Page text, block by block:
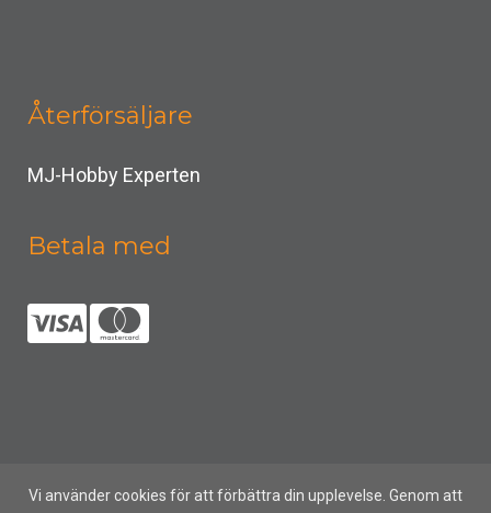
Vi använder cookies för att förbättra din upplevelse. Genom att
Återförsäljare
MJ-Hobby Experten
Betala med